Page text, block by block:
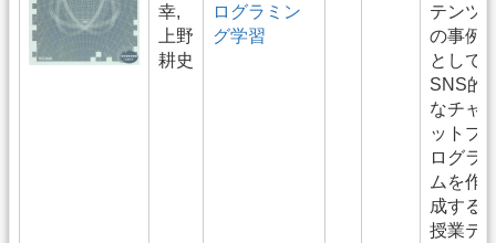
幸,
上野
耕史
ログラミン
グ学習
テンツ
の事例
として
SNS的
なチャ
ットプ
ログラ
ムを作
成する
授業テ